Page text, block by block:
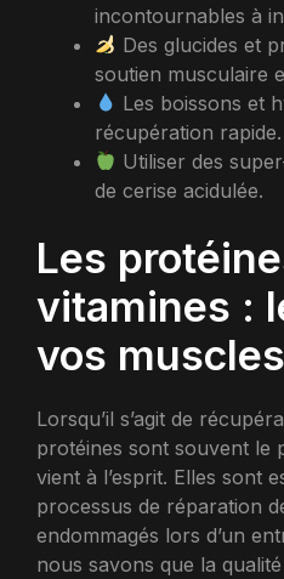
incontournables à
Des glucides et
soutien musculaire
Les boissons et
récupération rapide.
Utiliser des
de cerise acidulée.
Les
vitamines :
vos muscles
Lorsqu’il s’agit de
protéines sont souvent le
vient à l’esprit. Elles sont
processus de réparation
endommagés lors d’un
nous savons que la